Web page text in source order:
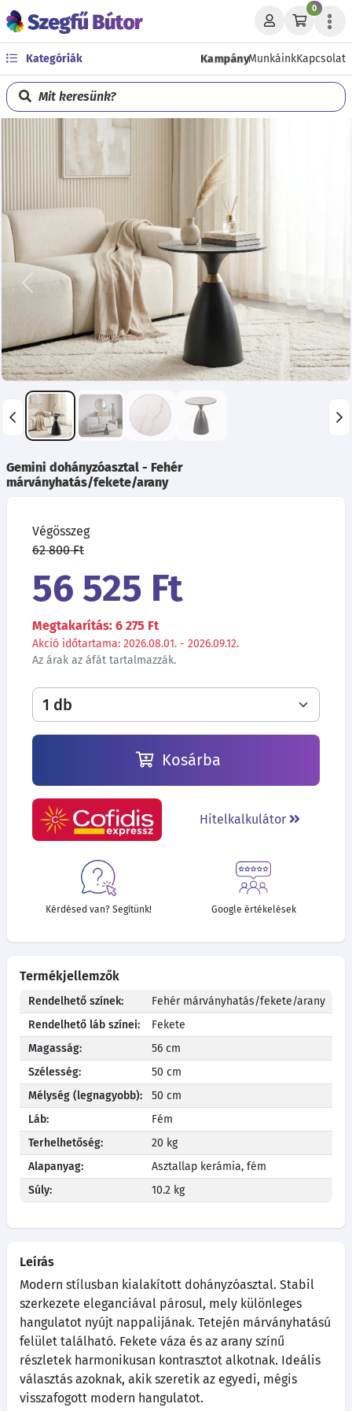
0
Kategóriák KampányMunkáinkKapcsolat
Mit keresünk?
Előző
Gemini dohányzóasztal - Fehér
márványhatás/fekete/arany
Végösszeg
62 800 Ft
56 525 Ft
Megtakarítás: 6 275 Ft
Akció időtartama: 2026.08.01. - 2026.09.12.
Az árak az áfát tartalmazzák.
Kosárba
Hitelkalkulátor
Kérdésed van? Segítünk! Google értékelések
Termékjellemzők
Rendelhető színek:
Fehér márványhatás/fekete/arany
Rendelhető láb színei:
Fekete
Magasság:
56 cm
Szélesség:
50 cm
Mélység (legnagyobb):
50 cm
Láb:
Fém
Terhelhetőség:
20 kg
Alapanyag:
Asztallap kerámia, fém
Súly:
10.2 kg
Leírás
Modern stílusban kialakított dohányzóasztal. Stabil
szerkezete eleganciával párosul, mely különleges
hangulatot nyújt nappalijának. Tetején márványhatású
felület található. Fekete váza és az arany színű
részletek harmonikusan kontrasztot alkotnak. Ideális
választás azoknak, akik szeretik az egyedi, mégis
visszafogott modern hangulatot.